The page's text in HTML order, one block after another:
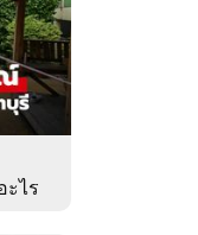
ะไร